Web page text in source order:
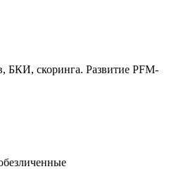
БКИ, скоринга. Развитие PFM-